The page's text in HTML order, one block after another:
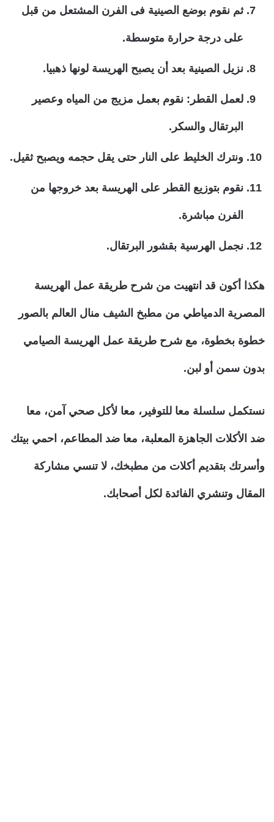
ثم نقوم بوضع الصينية فى الفرن المشتعل من قبل
على درجة حرارة متوسطة.
نزيل الصينية بعد أن يصبح الهريسة لونها ذهبيا.
لعمل القطر : نقوم بعمل مزيج من المياه وعصير
البرتقال والسكر.
ونترك الخليط على النار حتى يقل حجمه ويصبح ثقيل.
نقوم بتوزيع القطر على الهريسة بعد خروجها من
الفرن مباشرة.
نجمل الهرسية بقشور البرتقال.
هكذا أكون قد انتهيت من شرح طريقة عمل الهريسة
المصرية الدمياطي من مطبخ الشيف منال العالم بالصور
خطوة بخطوة، مع شرح طريقة عمل الهريسة الصيامي
بدون سمن أو لبن.
نستكمل سلسلة معا للتوفير، معا لأكل صحي آمن، معا
ضد الأكلات الجاهزة المعلبة، معا ضد المطاعم، احمي بيتك
وأسرتك بتقديم أكلات من مطبخك، لا تنسي مشاركة
المقال وتنشري الفائدة لكل أصحابك.